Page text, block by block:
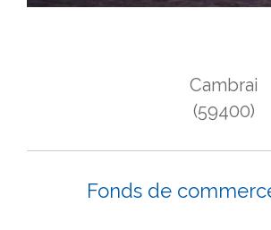
Cambrai
(59400)
Fonds de